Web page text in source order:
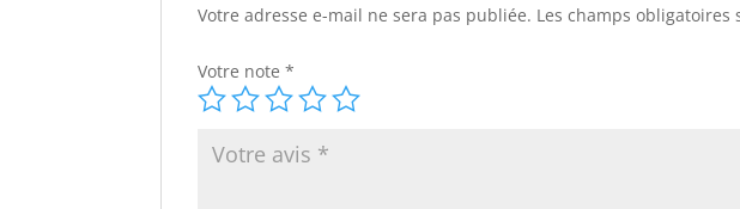
Votre adresse e-mail ne sera pas publiée. Les champs
Votre note*